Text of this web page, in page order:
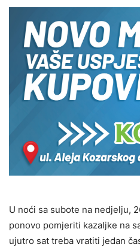
U noći sa subote na nedjelju,
ponovo pomjeriti kazaljke na
ujutro sat treba vratiti jedan